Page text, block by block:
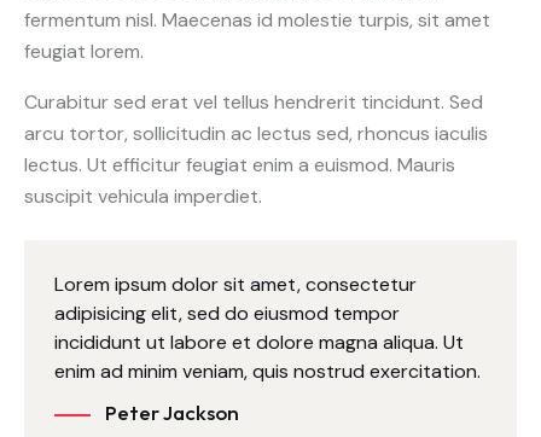
fermentum nisl. Maecenas id molestie turpis, sit amet
feugiat lorem.
Curabitur sed erat vel tellus hendrerit tincidunt. Sed
arcu tortor, sollicitudin ac lectus sed, rhoncus iaculis
lectus. Ut efficitur feugiat enim a euismod. Mauris
suscipit vehicula imperdiet.
Lorem ipsum dolor sit amet, consectetur
adipisicing elit, sed do eiusmod tempor
incididunt ut labore et dolore magna aliqua. Ut
enim ad minim veniam, quis nostrud exercitation.
Peter Jackson